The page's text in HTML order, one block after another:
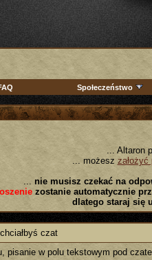
Społeczeństwo
... Altaron
... możesz założyć
... nie musisz czekać na
zostanie automatycznie
dlatego staraj się
czat
pisanie w polu tekstowym pod